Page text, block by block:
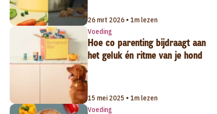
26 mrt 2026 • 1m lezen
Voeding
Hoe co parenting bijdraagt aan
het geluk én ritme van je hond
15 mei 2025 • 1m lezen
Voeding